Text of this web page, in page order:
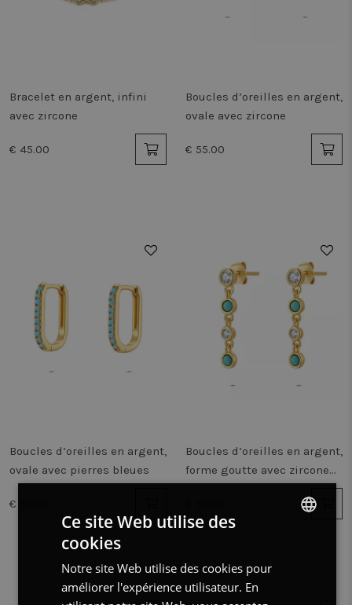
Bracelet en argent, infini
avec zircone
€ 45.00
Boucles d’oreilles en argent,
ovale avec zircone
€ 55.00
Boucles d’oreilles en argent,
ovale avec pierres bleues
€ 55.00
Boucles d’oreilles en argent,
forme goutte avec zircone
FRENCH
Ce site Web utilise des
cookies
Notre site Web utilise des cookies pour
améliorer l'expérience utilisateur. En